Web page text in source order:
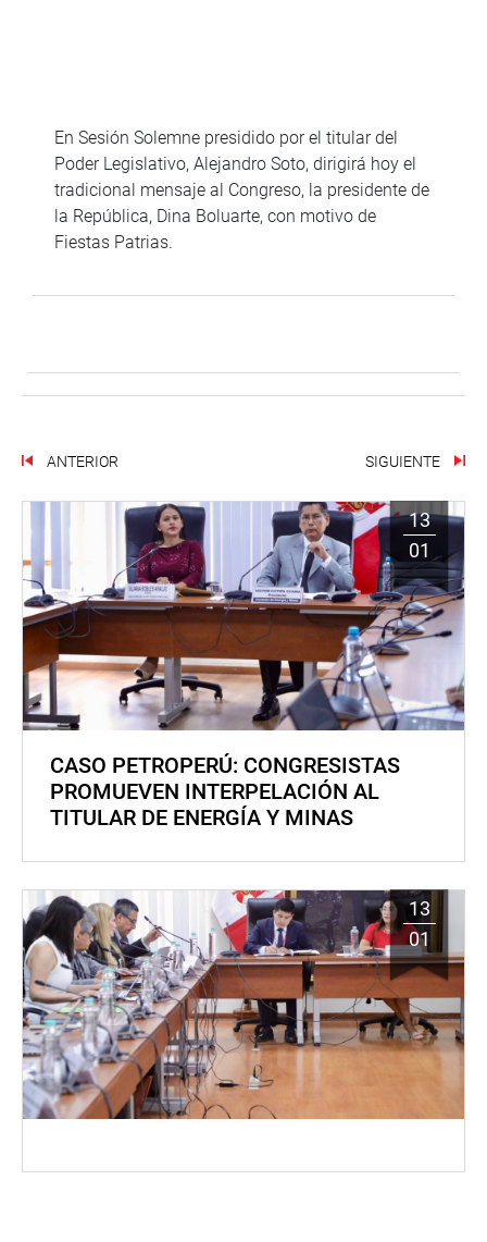
En Sesión Solemne presidido por el titular del
Poder Legislativo, Alejandro Soto, dirigirá hoy el
tradicional mensaje al Congreso, la presidente de
la República, Dina Boluarte, con motivo de
Fiestas Patrias.
ANTERIOR SIGUIENTE
13
01
CASO PETROPERÚ: CONGRESISTAS
PROMUEVEN INTERPELACIÓN AL
TITULAR DE ENERGÍA Y MINAS
13
01